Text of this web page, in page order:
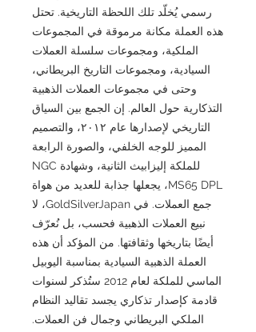
رسمي يُخلّد تلك اللحظة التاريخية. تحتل
هذه العملة مكانة مرموقة في المجموعات
الملكية، ومجموعات سلسلة العملات
السيادية، ومجموعات التاريخ البريطاني،
وحتى في مجموعات العملات الذهبية
التذكارية حول العالم. إن الجمع بين السياق
التاريخي لإصدارها عام ٢٠١٢، والتصميم
المميز للوجه الخلفي، والصورة الرابعة
للملكة إليزابيث الثانية، وشهادة NGC
MS65 DPL، يجعلها جذابة للعديد من هواة
جمع العملات. في GoldSilverJapan، لا
نبيع العملات الذهبية فحسب، بل نُعرّف
أيضًا بتاريخها وثقافتها. من المؤكد أن هذه
العملة الذهبية السيادية بمناسبة اليوبيل
الماسي للملكة لعام 2012 ستُذكر لسنوات
قادمة كإصدار تذكاري يجسد تقاليد النظام
الملكي البريطاني وجمال فن العملات.